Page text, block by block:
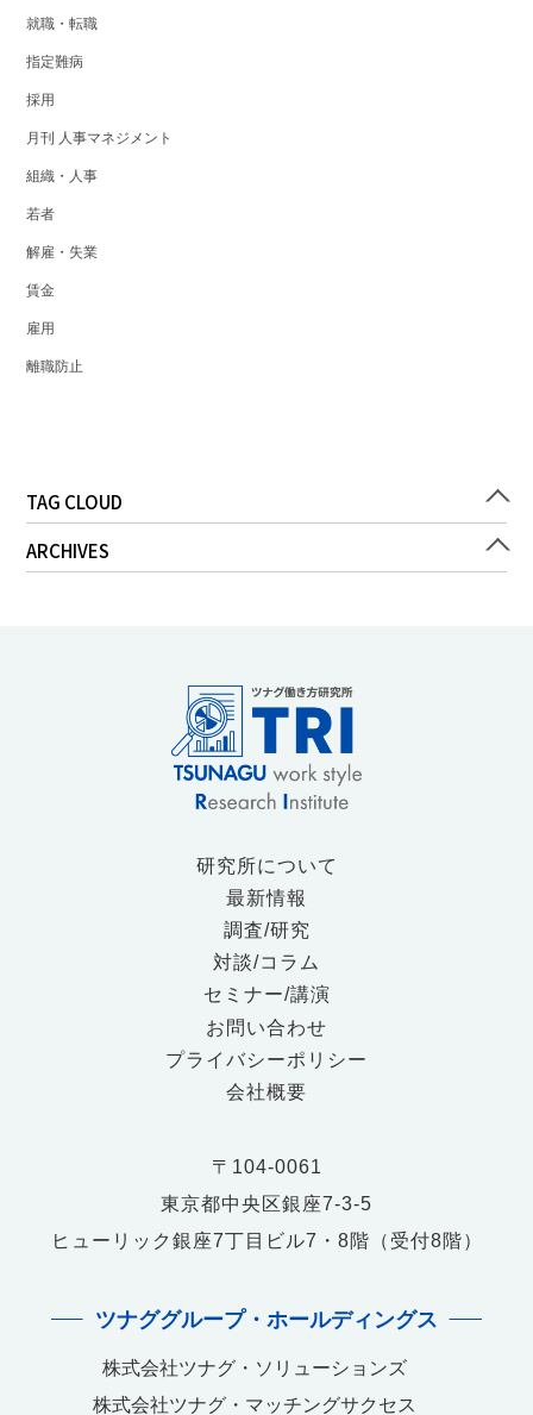
就職・転職
指定難病
採用
月刊 人事マネジメント
組織・人事
若者
解雇・失業
賃金
雇用
離職防止
TAG CLOUD
ARCHIVES
研究所について
最新情報
調査/研究
対談/コラム
セミナー/講演
お問い合わせ
プライバシーポリシー
会社概要
〒104-0061
東京都中央区銀座7-3-5
ヒューリック銀座7丁目ビル7・8階（受付8階）
ツナググループ・ホールディングス
株式会社ツナグ・ソリューションズ
株式会社ツナグ・マッチングサクセス